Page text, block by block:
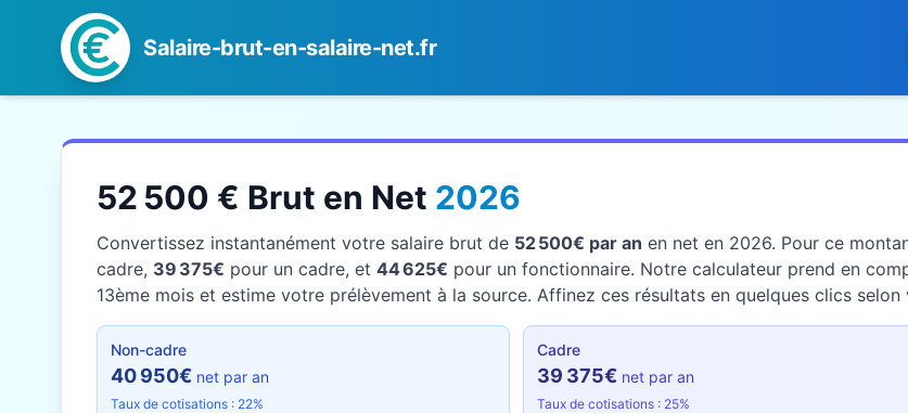
Salaire-brut-en-salaire-net.fr
52 500 € Brut en Net 2026
Convertissez instantanément votre salaire brut de 52 500€ par an en net en 2026. Pour ce
cadre, 39 375€ pour un cadre, et 44 625€ pour un fonctionnaire. Notre calculateur prend en
13ème mois et estime votre prélèvement à la source. Affinez ces résultats en quelques clics
Non-cadre
40 950€ net par an
Taux de cotisations : 22%
Cadre
39 375€ net par an
Taux de cotisations : 25%